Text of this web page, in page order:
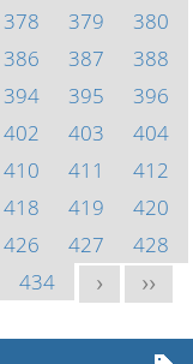
378 379
380
386 387
388
394 395
396
402 403
404
410 411
412
418 419
420
426 427
428
434 > >>